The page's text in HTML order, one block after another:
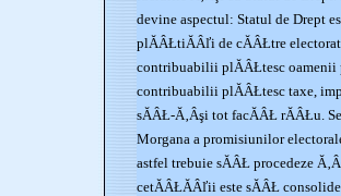
devine aspectul: Statul de Drept
plĂÂŁtiĂÂľi de cĂÂŁtre
contribuabilii plĂÂŁtesc
contribuabilii plĂÂŁtesc taxe,
sĂÂŁ-Ă‚Âşi tot facĂÂŁ rĂÂŁu.
Morgana a promisiunilor
astfel trebuie sĂÂŁ procedeze
cetĂÂŁĂÂľii este sĂÂŁ